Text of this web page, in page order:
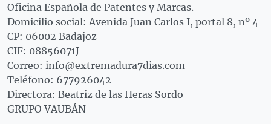
Oficina Española de Patentes y Marcas.
Domicilio social: Avenida Juan Carlos I, portal 8, nº 4
CP: 06002 Badajoz
CIF: 08856071J
Correo: info@extremadura7dias.com
Teléfono: 677926042
Directora: Beatriz de las Heras Sordo
GRUPO VAUBÁN